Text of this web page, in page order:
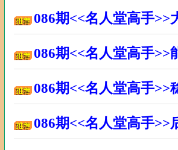
086期<<名人堂高手
086期<<名人堂高手
086期<<名人堂高手
086期<<名人堂高手